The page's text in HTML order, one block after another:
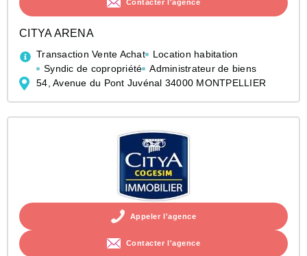
Contacter l'agence
CITYA ARENA
Transaction Vente Achat
Location habitation
Syndic de copropriété
Administrateur de biens
54, Avenue du Pont Juvénal 34000 MONTPELLIER
Appeler l'agence
Contacter l'agence